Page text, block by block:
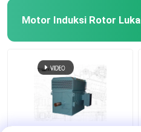
Motor Induksi Rotor Luka